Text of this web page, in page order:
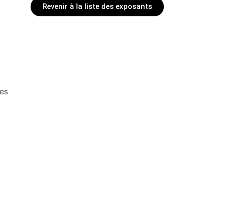
Revenir à la liste des exposants